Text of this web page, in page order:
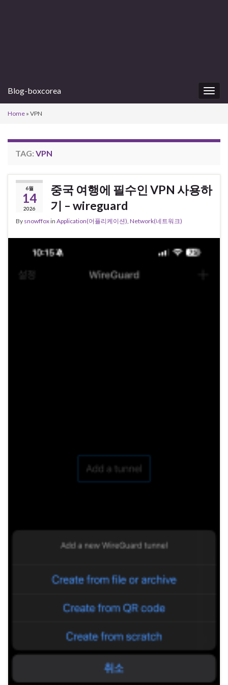
Blog-boxcorea
Home » VPN
TAG: VPN
6월
14
2026
중국 여행에 필수인 VPN 사용하
기 – wireguard
By snowffoxin Application(어플리케이션), Network(네트워크)